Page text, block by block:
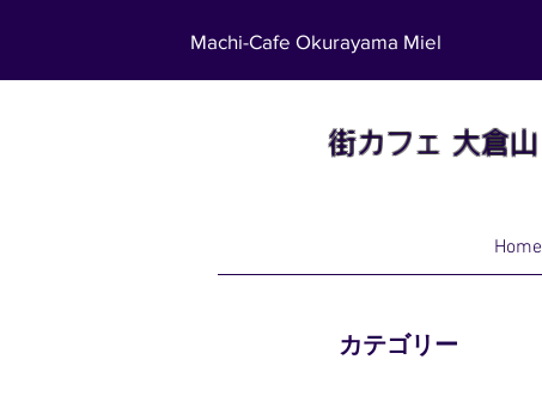
Machi-Cafe Okurayama Miel
街カフェ 大倉山
Home
カテゴリー